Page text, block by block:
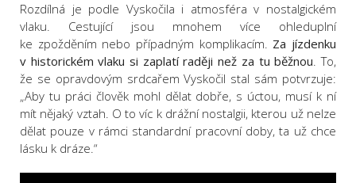
Rozdílná je podle Vyskočila i atmosféra v nostalgickém
vlaku. Cestující jsou mnohem více ohleduplní
ke zpožděním nebo případným komplikacím. Za jízdenku
v historickém vlaku si zaplatí raději než za tu běžnou. To,
že se opravdovým srdcařem Vyskočil stal sám potvrzuje:
„Aby tu práci člověk mohl dělat dobře, s úctou, musí k ní
mít nějaký vztah. O to víc k drážní nostalgii, kterou už nelze
dělat pouze v rámci standardní pracovní doby, ta už chce
lásku k dráze.“